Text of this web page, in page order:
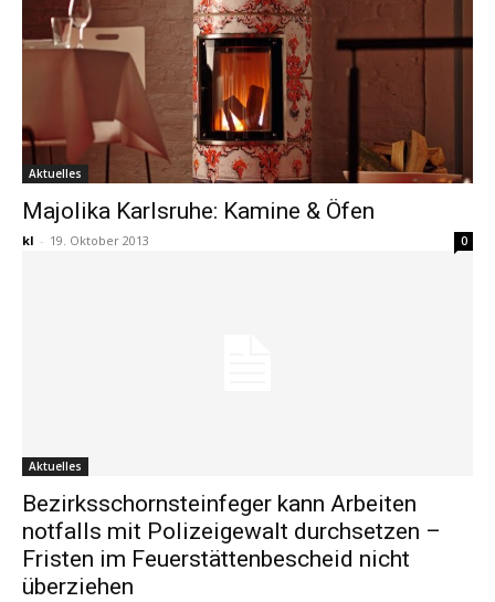
Aktuelles
Majolika Karlsruhe: Kamine & Öfen
kl - 19. Oktober 2013 0
Aktuelles
Bezirksschornsteinfeger kann Arbeiten
notfalls mit Polizeigewalt durchsetzen –
Fristen im Feuerstättenbescheid nicht
überziehen